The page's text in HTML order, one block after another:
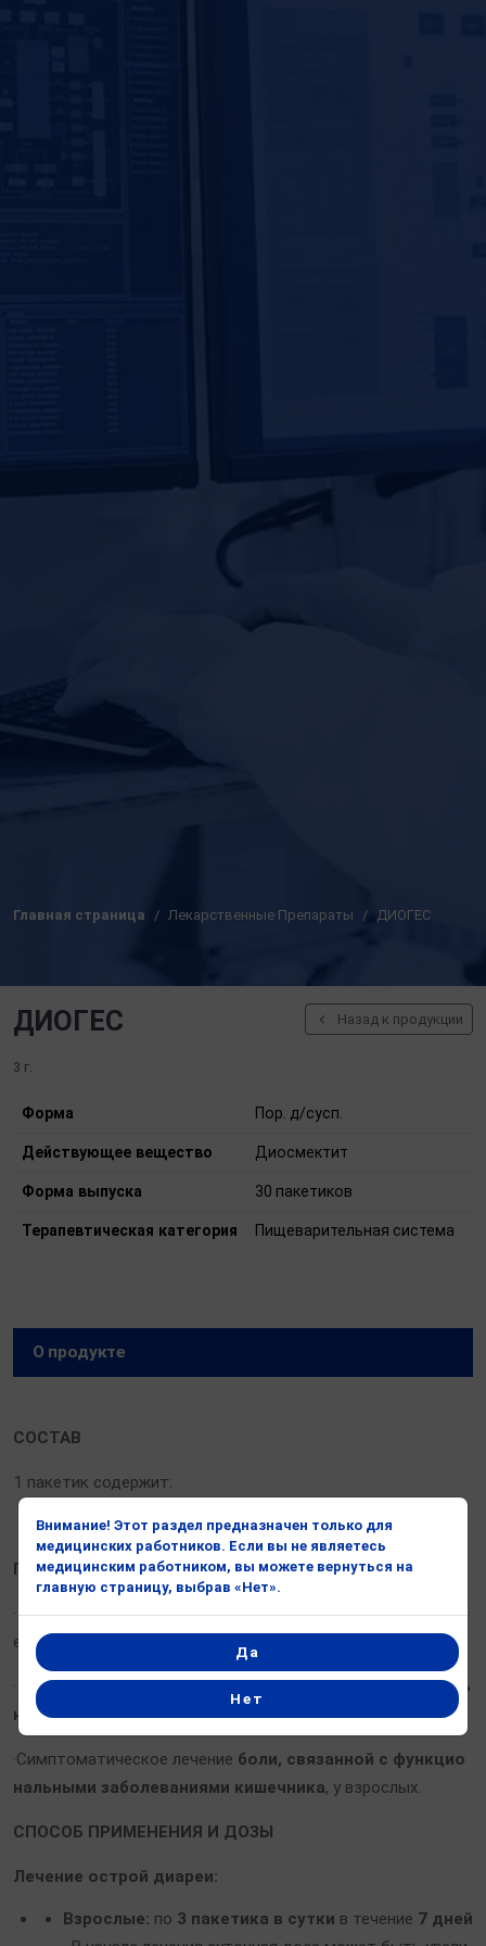
Главная страница Лекарственные Препараты ДИОГЕС
ДИОГЕС Назад к продукции
3 г.
Форма Пор. д/сусп.
Действующее вещество Диосмектит
Форма выпуска 30 пакетиков
Терапевтическая категория Пищеварительная система
О продукте
О продукте
СОСТАВ
1 пакетик содержит:
Диосмектит —3 г
ПОКАЗАНИЯ к применению
· Лечениеострой диареиу детей старше 2 лет (в дополн
ение к пероральной регидратации) и у взрослых.
· Симптоматическое лечениехронической функциональ
ной диареиу взрослых.
·Симптоматическое лечение боли, связанной с функцио
нальными заболеваниями кишечника, у взрослых.
СПОСОБ ПРИМЕНЕНИЯ И ДОЗЫ
Лечение острой диареи:
Взрослые: по 3 пакетика в сутки в течение 7 дней
Внимание! Этот раздел предназначен только для
медицинских работников. Если вы не являетесь
медицинским работником, вы можете вернуться на
главную страницу, выбрав «Нет».
Да
Нет